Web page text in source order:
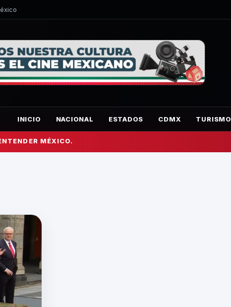
INICIO NACIONAL ESTADOS CDMX TURISMO
MÉXICO.